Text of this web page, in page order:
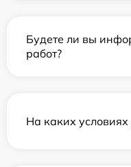
Будете ли вы
работ?
На каких условиях